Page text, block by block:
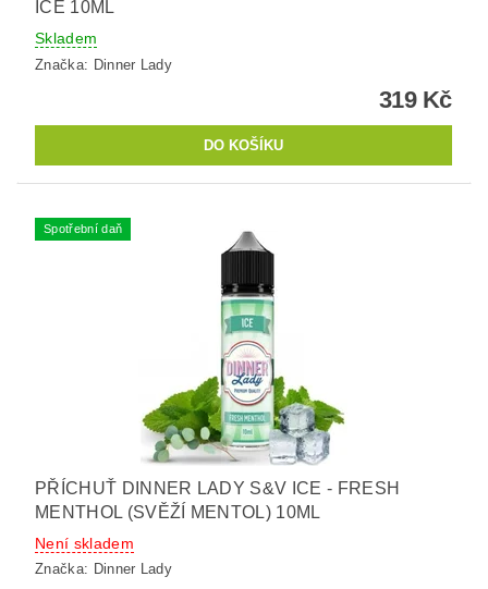
ICE 10ML
Skladem
Značka: Dinner Lady
319 Kč
Spotřební daň
PŘÍCHUŤ DINNER LADY S&V ICE - FRESH
MENTHOL (SVĚŽÍ MENTOL) 10ML
Není skladem
Značka: Dinner Lady